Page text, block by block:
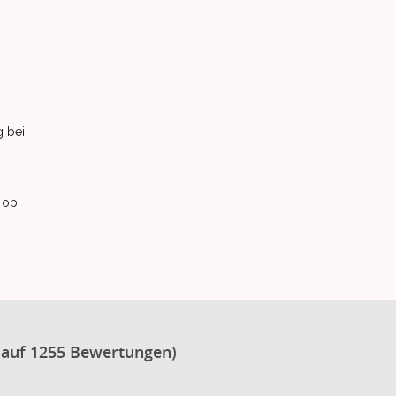
bei
ob
1255 Bewertungen)